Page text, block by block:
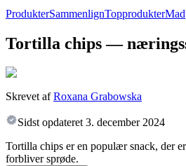
ProdukterSammenlignTopprodukter
Tortilla chips —
Skrevet af Roxana Grabowska
Sidst opdateret 3. december 2024
Tortilla chips er en populær snack, der
forbliver sprøde.